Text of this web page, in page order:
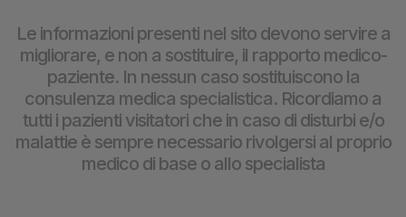
Le informazioni presenti nel sito devono servire a
migliorare, e non a sostituire, il rapporto medico-
paziente. In nessun caso sostituiscono la
consulenza medica specialistica. Ricordiamo a
tutti i pazienti visitatori che in caso di disturbi e/o
malattie è sempre necessario rivolgersi al proprio
medico di base o allo specialista